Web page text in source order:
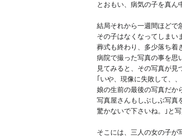
とおもい、病気の子を真ん
結局それから一週間ほどで
その子はなくなってしまい
葬式も終わり、多少落ち着
病院で撮った写真の事を思
見てみると、その写真が見
｢いや、現像に失敗して、
娘の生前の最後の写真だか
写真屋さんもしぶしぶ写真
驚かないで下さいね。｣と
そこには、三人の女の子が